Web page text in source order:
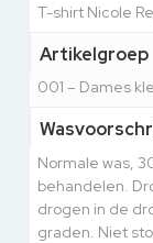
T-shirt Nicole
Artikelgroep
001 – Dames
Normale was,
behandelen.
drogen in de
graden. Niet